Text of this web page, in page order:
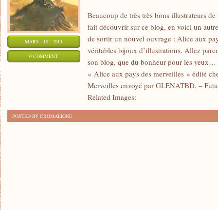
MARS - 10 - 2014
0 COMMENT
Beaucoup de très très bons illustrateurs
fait découvrir sur ce blog, en voici un
de sortir un nouvel ouvrage : Alice aux
véritables bijoux d’illustrations. Allez
son blog, que du bonheur pour les
« Alice aux pays des merveilles » édité
Merveilles envoyé par GLENATBD. –
Related Images:
POSTED BY CROMALIGNE